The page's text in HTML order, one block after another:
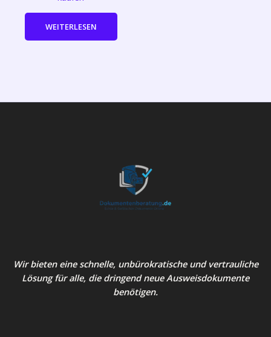
WEITERLESEN
Wir bieten eine schnelle, unbürokratische und vertrauliche
Lösung für alle, die dringend neue Ausweisdokumente
benötigen.